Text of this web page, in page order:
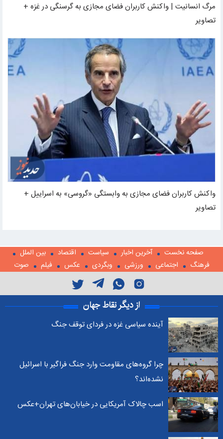
مرگ انسانیت | واکنش کاربران فضای مجازی به گرسنگی در غزه +
تصاویر
واکنش کاربران فضای مجازی به وابستگی «گروسی» به اسراییل +
تصاویر
صفحه نخست آخرین اخبار سیاست اقتصاد
بین الملل
فرهنگ
اجتماعی ورزشی وبگردی عکس فیلم صوت
از دیگر نقاط جهان
آینده سیاسی غزه در فردای توقف جنگ
چرا گروه‌های مقاومت وارد جنگ فراگیر با اسرائیل
نشده‌اند؟
اسب چالاک آمریکایی در خیابان‌های تهران+عکس